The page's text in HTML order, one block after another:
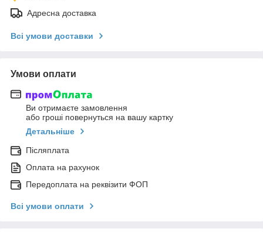
Адресна доставка
Всі умови доставки
Умови оплати
Ви отримаєте замовлення
або гроші повернуться на вашу картку
Детальніше
Післяплата
Оплата на рахунок
Передоплата на реквізити ФОП
Всі умови оплати